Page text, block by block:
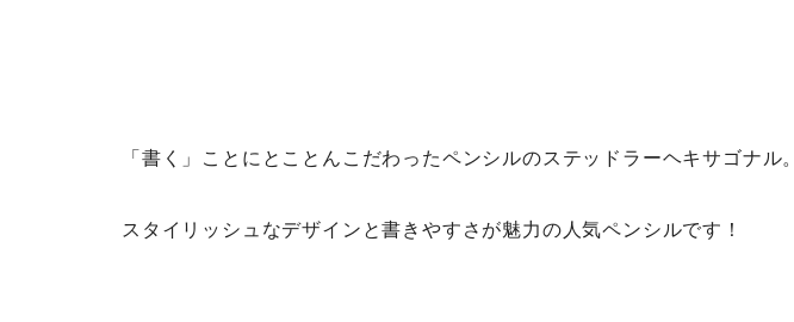
「書く」ことにとことんこだわったペンシルのステッドラーヘキサゴナル。
スタイリッシュなデザインと書きやすさが魅力の人気ペンシルです！